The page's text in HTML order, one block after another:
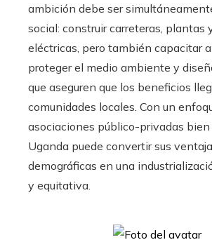
ambición debe ser
social: construir carreteras, plantas
eléctricas, pero también capacitar
proteger el medio ambiente y
que aseguren que los beneficios
comunidades locales. Con un
asociaciones público-privadas bien
Uganda puede convertir sus
demográficas en una
y equitativa.